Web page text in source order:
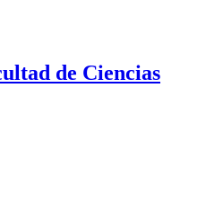
de Ciencias